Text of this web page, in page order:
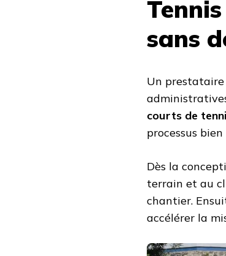
sans
Un
courts de
processus
Dès la
terrain et au
chantier.
accélérer la